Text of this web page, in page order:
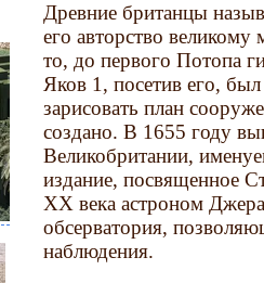
Древние британцы
его авторство
то, до первого Потопа
Яков 1, посетив его,
зарисовать план
создано. В 1655 году
Великобритании,
издание, посвященное
XX века астроном
обсерватория,
наблюдения.